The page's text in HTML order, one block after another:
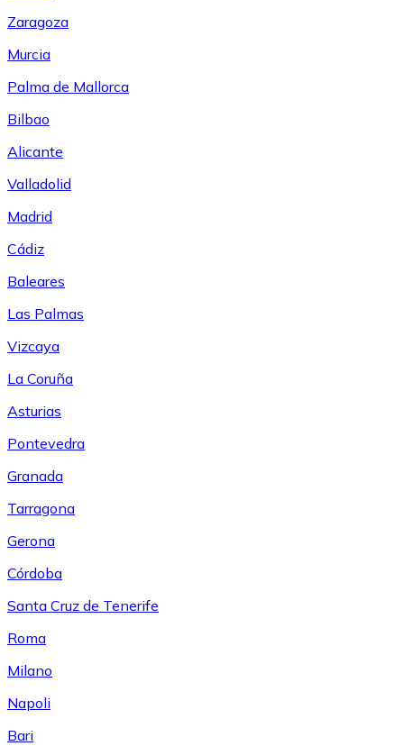
Zaragoza
Murcia
Palma de Mallorca
Bilbao
Alicante
Valladolid
Madrid
Cádiz
Baleares
Las Palmas
Vizcaya
La Coruña
Asturias
Pontevedra
Granada
Tarragona
Gerona
Córdoba
Santa Cruz de Tenerife
Roma
Milano
Napoli
Bari